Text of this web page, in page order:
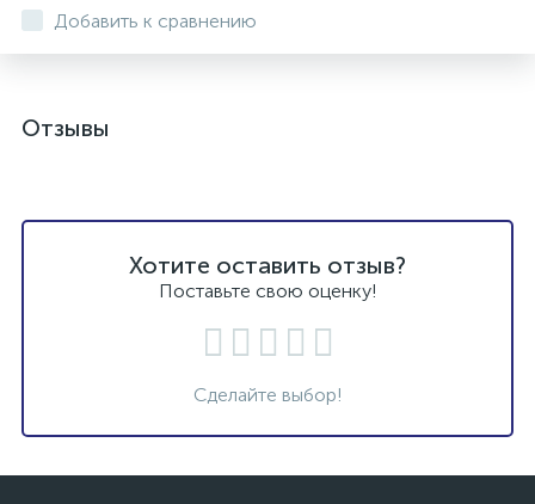
Добавить к сравнению
Отзывы
Хотите оставить отзыв?
Поставьте свою оценку!
Сделайте выбор!